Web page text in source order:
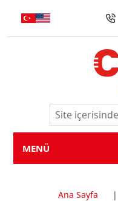
MENÜ
Ana Sayfa |